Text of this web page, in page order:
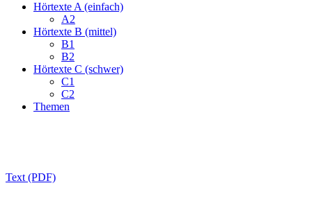
Hörtexte A (einfach)
A2
Hörtexte B (mittel)
B1
B2
Hörtexte C (schwer)
C1
C2
Themen
Text (PDF)